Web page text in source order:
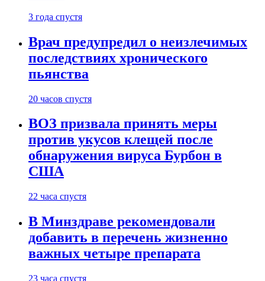
3 года спустя
Врач предупредил о неизлечимых
последствиях хронического
пьянства
20 часов спустя
ВОЗ призвала принять меры
против укусов клещей после
обнаружения вируса Бурбон в
США
22 часа спустя
В Минздраве рекомендовали
добавить в перечень жизненно
важных четыре препарата
23 часа спустя